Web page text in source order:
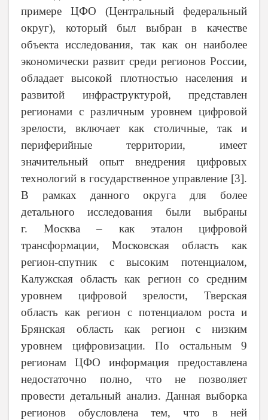
примере ЦФО (Центральный федеральный
округ), который был выбран в качестве
объекта исследования, так как он наиболее
экономически развит среди регионов России,
обладает высокой плотностью населения и
развитой инфраструктурой, представлен
регионами с различным уровнем цифровой
зрелости, включает как столичные, так и
периферийные территории, имеет
значительный опыт внедрения цифровых
технологий в государственное управление [3].
В рамках данного округа для более
детального исследования были выбраны
г. Москва – как эталон цифровой
трансформации, Московская область как
регион-спутник с высоким потенциалом,
Калужская область как регион со средним
уровнем цифровой зрелости, Тверская
область как регион с потенциалом роста и
Брянская область как регион с низким
уровнем цифровизации. По остальным 9
регионам ЦФО информация предоставлена
недостаточно полно, что не позволяет
провести детальный анализ. Данная выборка
регионов обусловлена тем, что в ней